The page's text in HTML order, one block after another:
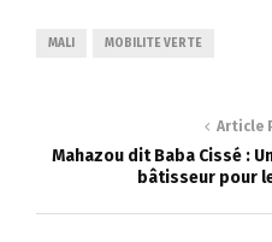
MALI MOBILITE VERTE
Article
Mahazou dit Baba Cissé :
bâtisseur pour